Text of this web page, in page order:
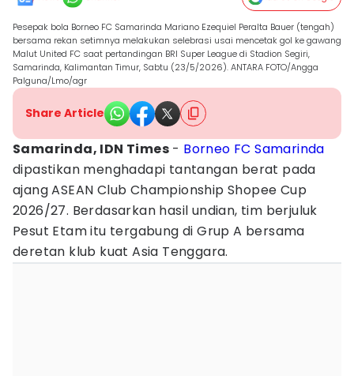
Pesepak bola Borneo FC Samarinda Mariano Ezequiel Peralta Bauer (tengah)
bersama rekan setimnya melakukan selebrasi usai mencetak gol ke gawang
Malut United FC saat pertandingan BRI Super League di Stadion Segiri,
Samarinda, Kalimantan Timur, Sabtu (23/5/2026). ANTARA FOTO/Angga
Palguna/Lmo/agr
Share Article
Samarinda, IDN Times - Borneo FC Samarinda
dipastikan menghadapi tantangan berat pada
ajang ASEAN Club Championship Shopee Cup
2026/27. Berdasarkan hasil undian, tim berjuluk
Pesut Etam itu tergabung di Grup A bersama
deretan klub kuat Asia Tenggara.